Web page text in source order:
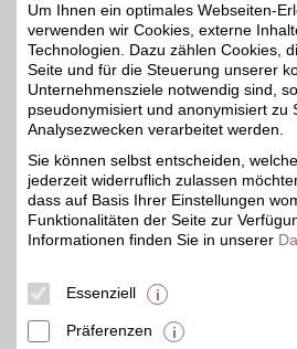
Welt.
selbst
dabei
Vorteil!
© BSW Verbraucher-Service
Um Ihnen ein optimales Webseiten-
verwenden wir Cookies, externe
Technologien. Dazu zählen Cookies,
Seite und für die Steuerung unserer
Unternehmensziele notwendig sind,
pseudonymisiert und anonymisiert zu
Analysezwecken verarbeitet werden.
Sie können selbst entscheiden,
jederzeit widerruflich zulassen
dass auf Basis Ihrer Einstellungen
Funktionalitäten der Seite zur
Informationen finden Sie in unserer
Essenziell
Präferenzen